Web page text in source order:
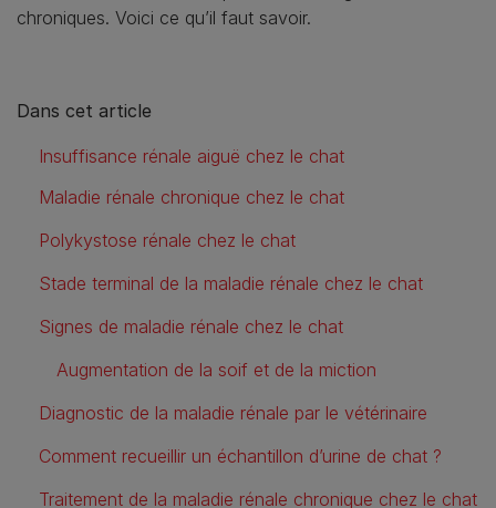
chroniques. Voici ce qu’il faut savoir.
Dans cet article
Insuffisance rénale aiguë chez le chat
Maladie rénale chronique chez le chat
Polykystose rénale chez le chat
Stade terminal de la maladie rénale chez le chat
Signes de maladie rénale chez le chat
Augmentation de la soif et de la miction
Diagnostic de la maladie rénale par le vétérinaire
Comment recueillir un échantillon d’urine de chat ?
Traitement de la maladie rénale chronique chez le chat